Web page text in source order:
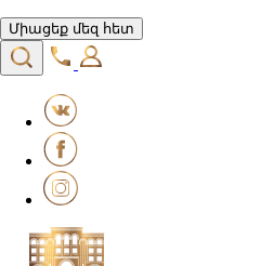
Միացեք մեզ հետ